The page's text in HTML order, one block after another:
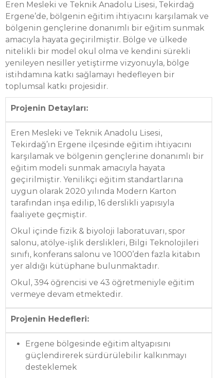
Eren Mesleki ve Teknik Anadolu Lisesi, Tekirdağ
Ergene’de, bölgenin eğitim ihtiyacını karşılamak ve
bölgenin gençlerine donanımlı bir eğitim sunmak
amacıyla hayata geçirilmiştir. Bölge ve ülkede
nitelikli bir model okul olma ve kendini sürekli
yenileyen nesiller yetiştirme vizyonuyla, bölge
istihdamına katkı sağlamayı hedefleyen bir
toplumsal katkı projesidir.
Projenin Detayları:
Eren Mesleki ve Teknik Anadolu Lisesi,
Tekirdağ’ın Ergene ilçesinde eğitim ihtiyacını
karşılamak ve bölgenin gençlerine donanımlı bir
eğitim modeli sunmak amacıyla hayata
geçirilmiştir. Yenilikçi eğitim standartlarına
uygun olarak 2020 yılında Modern Karton
tarafından inşa edilip, 16 derslikli yapısıyla
faaliyete geçmiştir.
Okul içinde fizik & biyoloji laboratuvarı, spor
salonu, atölye-işlik derslikleri, Bilgi Teknolojileri
sınıfı, konferans salonu ve 1000’den fazla kitabın
yer aldığı kütüphane bulunmaktadır.
Okul, 394 öğrencisi ve 43 öğretmeniyle eğitim
vermeye devam etmektedir.
Projenin Hedefleri:
Ergene bölgesinde eğitim altyapısını
güçlendirerek sürdürülebilir kalkınmayı
desteklemek